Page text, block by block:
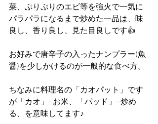
菜、ぷりぷりのエビ等を強火で一気に
パラパラになるまで炒めた一品は、味
良し、香り良し、見た目良しです👍
お好みで唐辛子の入ったナンプラー(魚
醤)を少しかけるのが一般的な食べ方。
ちなみに料理名の「カオパット」です
が「カオ」=お米、「パッド」=炒め
る、を意味してます♪